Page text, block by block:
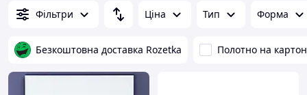
Фільтри Ціна Тип Форма
Безкоштовна доставка Rozetka Полотно на